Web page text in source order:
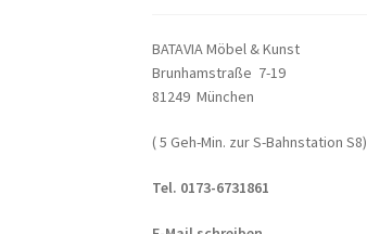
BATAVIA Möbel & Kunst
Brunhamstraße 7-19
81249 München
( 5 Geh-Min. zur S-Bahnstation S8)
Tel. 0173-6731861